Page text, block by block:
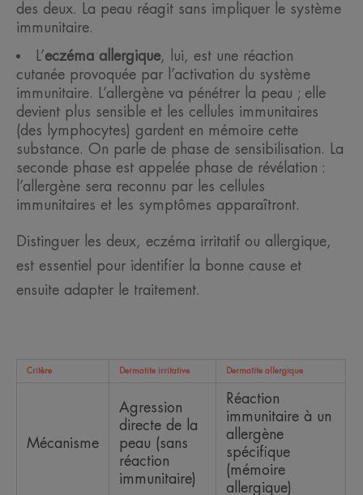
des deux. La peau réagit sans impliquer le système
immunitaire.
L’eczéma allergique, lui, est une réaction
cutanée provoquée par l’activation du système
immunitaire. L’allergène va pénétrer la peau ; elle
devient plus sensible et les cellules immunitaires
(des lymphocytes) gardent en mémoire cette
substance. On parle de phase de sensibilisation. La
seconde phase est appelée phase de révélation :
l’allergène sera reconnu par les cellules
immunitaires et les symptômes apparaîtront.
Distinguer les deux, eczéma irritatif ou allergique,
est essentiel pour identifier la bonne cause et
ensuite adapter le traitement.
Critère Dermatite irritative Dermatite allergique
Mécanisme
Agression
directe de la
peau (sans
réaction
immunitaire)
Réaction
immunitaire à un
allergène
spécifique
(mémoire
allergique)